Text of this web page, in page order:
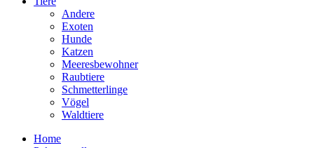
Andere
Exoten
Hunde
Katzen
Meeresbewohner
Raubtiere
Schmetterlinge
Vögel
Waldtiere
Home